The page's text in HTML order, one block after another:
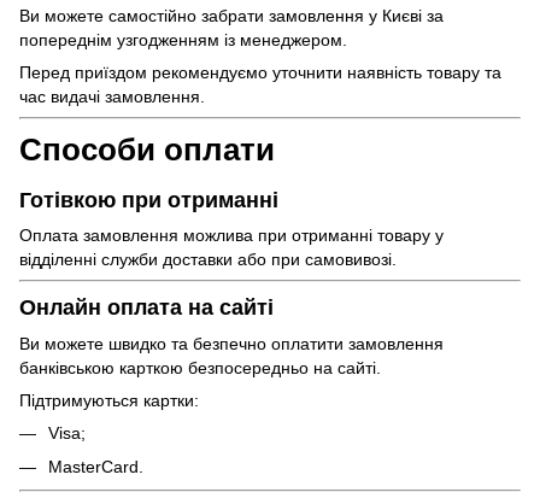
Ви можете самостійно забрати замовлення у Києві за
попереднім узгодженням із менеджером.
Перед приїздом рекомендуємо уточнити наявність товару та
час видачі замовлення.
Способи оплати
Готівкою при отриманні
Оплата замовлення можлива при отриманні товару у
відділенні служби доставки або при самовивозі.
Онлайн оплата на сайті
Ви можете швидко та безпечно оплатити замовлення
банківською карткою безпосередньо на сайті.
Підтримуються картки:
Visa;
MasterCard.